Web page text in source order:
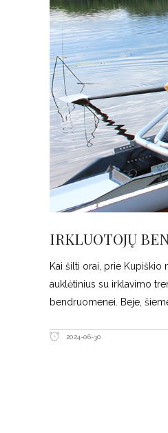
IRKLUOTOJŲ
Kai šilti orai, prie
auklėtinius su irklavimo
bendruomenei. Beje,
2024-06-30